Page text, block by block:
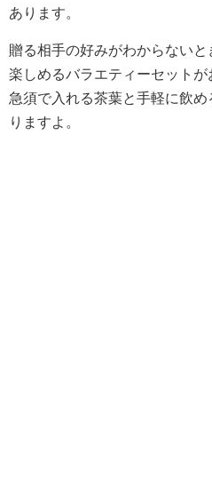
あります。
贈る相手の好みがわからない
楽しめるバラエティーセットが
急須で入れる茶葉と手軽に飲
りますよ。